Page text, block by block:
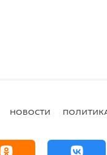
НОВОСТИ